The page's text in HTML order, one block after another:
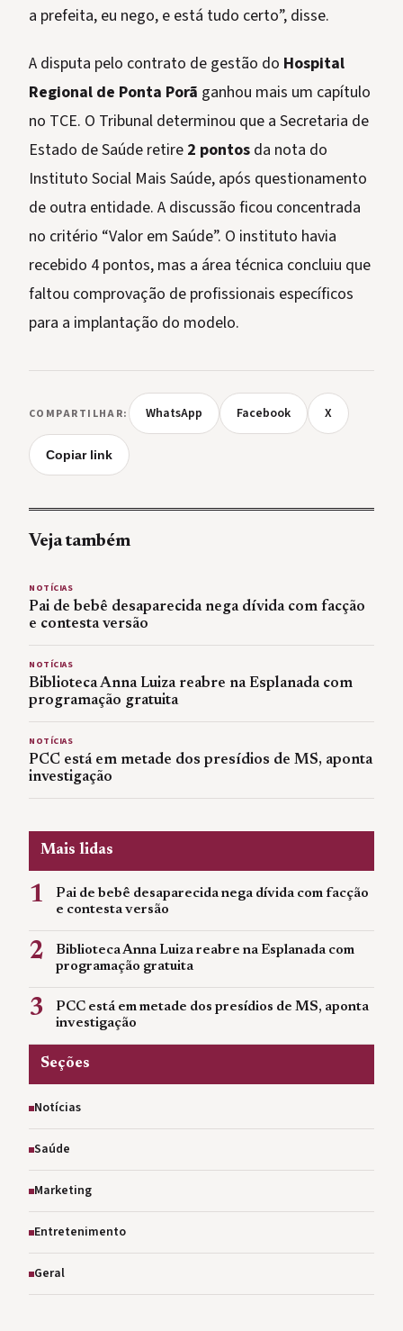
a prefeita, eu nego, e está tudo certo”, disse.
A disputa pelo contrato de gestão do Hospital
Regional de Ponta Porã ganhou mais um capítulo
no TCE. O Tribunal determinou que a Secretaria de
Estado de Saúde retire 2 pontos da nota do
Instituto Social Mais Saúde, após questionamento
de outra entidade. A discussão ficou concentrada
no critério “Valor em Saúde”. O instituto havia
recebido 4 pontos, mas a área técnica concluiu que
faltou comprovação de profissionais específicos
para a implantação do modelo.
COMPARTILHAR: WhatsApp Facebook X
Copiar link
Veja também
NOTÍCIAS
Pai de bebê desaparecida nega dívida com facção
e contesta versão
NOTÍCIAS
Biblioteca Anna Luiza reabre na Esplanada com
programação gratuita
NOTÍCIAS
PCC está em metade dos presídios de MS, aponta
investigação
Mais lidas
1
Pai de bebê desaparecida nega dívida com facção
e contesta versão
2
Biblioteca Anna Luiza reabre na Esplanada com
programação gratuita
3
PCC está em metade dos presídios de MS, aponta
investigação
Seções
Notícias
Saúde
Marketing
Entretenimento
Geral